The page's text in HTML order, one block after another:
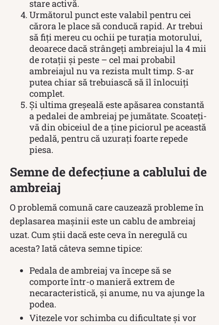
stare activă.
Următorul punct este valabil pentru cei
cărora le place să conducă rapid. Ar trebui
să fiți mereu cu ochii pe turația motorului,
deoarece dacă strângeți ambreiajul la 4 mii
de rotații și peste – cel mai probabil
ambreiajul nu va rezista mult timp. S-ar
putea chiar să trebuiască să îl înlocuiți
complet.
Și ultima greșeală este apăsarea constantă
a pedalei de ambreiaj pe jumătate. Scoateți-
vă din obiceiul de a ține piciorul pe această
pedală, pentru că uzurați foarte repede
piesa.
Semne de defecțiune a cablului de
ambreiaj
O problemă comună care cauzează probleme în
deplasarea mașinii este un cablu de ambreiaj
uzat. Cum știi dacă este ceva în neregulă cu
acesta? Iată câteva semne tipice:
Pedala de ambreiaj va începe să se
comporte într-o manieră extrem de
necaracteristică, și anume, nu va ajunge la
podea.
Vitezele vor schimba cu dificultate și vor